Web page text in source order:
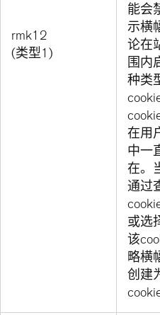
rmk12
(类型1)
能会
示横
论在
围内
种类
在用
中一
在。
通过
或选
该
略横
创建
cookie